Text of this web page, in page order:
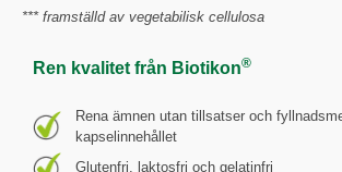
*** framställd av vegetabilisk cellulosa
Ren kvalitet från Biotikon®
Rena ämnen utan tillsatser och
kapselinnehållet
Glutenfri, laktosfri och gelatinfri